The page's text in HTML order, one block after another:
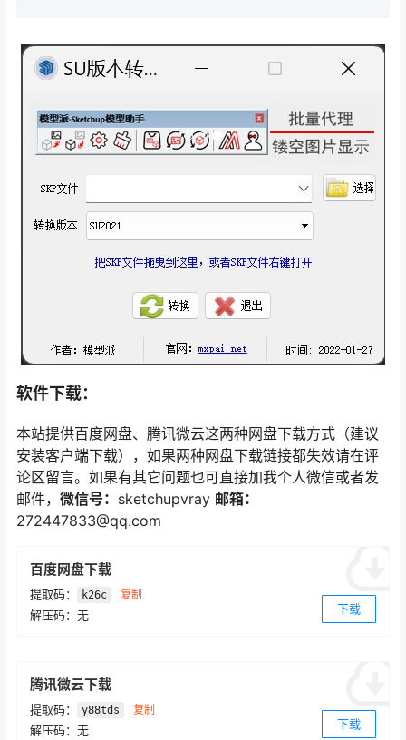
软件下载：
本站提供百度网盘、腾讯微云这两种网盘下载方式（建议
安装客户端下载），如果两种网盘下载链接都失效请在评
论区留言。如果有其它问题也可直接加我个人微信或者发
邮件， 微信号： sketchupvray 邮箱：
272447833@qq.com
百度网盘下载
提取码： k26c 复制
解压码：无 下载
腾讯微云下载
提取码： y88tds 复制
解压码：无 下载